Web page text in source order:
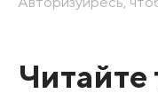
Читайте